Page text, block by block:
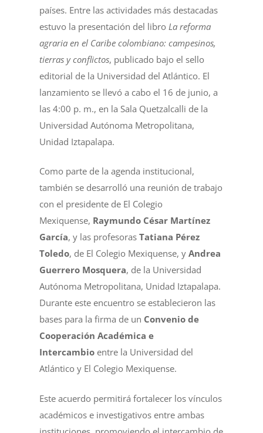
países. Entre las actividades más destacadas
estuvo la presentación del libro La reforma
agraria en el Caribe colombiano: campesinos,
tierras y conflictos, publicado bajo el sello
editorial de la Universidad del Atlántico. El
lanzamiento se llevó a cabo el 16 de junio, a
las 4:00 p. m., en la Sala Quetzalcalli de la
Universidad Autónoma Metropolitana,
Unidad Iztapalapa.
Como parte de la agenda institucional,
también se desarrolló una reunión de trabajo
con el presidente de El Colegio
Mexiquense, Raymundo César Martínez
García, y las profesorasTatiana Pérez
Toledo, de El Colegio Mexiquense, yAndrea
Guerrero Mosquera, de la Universidad
Autónoma Metropolitana, Unidad Iztapalapa.
Durante este encuentro se establecieron las
bases para la firma de un Convenio de
Cooperación Académica e
Intercambio entre la Universidad del
Atlántico y El Colegio Mexiquense.
Este acuerdo permitirá fortalecer los vínculos
académicos e investigativos entre ambas